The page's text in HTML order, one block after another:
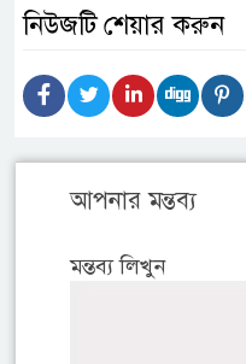
নিউজটি শেয়ার করুন
আপনার মন্তব্য
মন্তব্য লিখুন